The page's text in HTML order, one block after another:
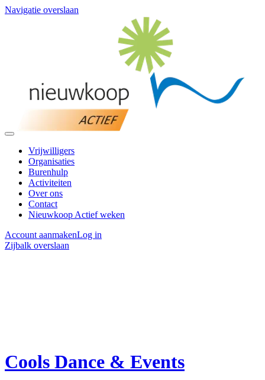
Navigatie overslaan
Vrijwilligers
Organisaties
Burenhulp
Activiteiten
Over ons
Contact
Nieuwkoop Actief weken
Account aanmakenLog in
Zijbalk overslaan
Cools Dance & Events